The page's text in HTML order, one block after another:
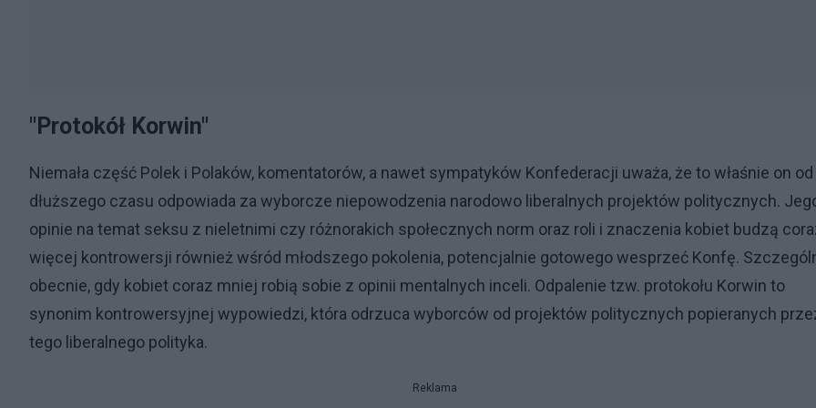
"Protokół Korwin"
Niemała część Polek i Polaków, komentatorów, a nawet sympatyków Konfederacji uważa, że to właśnie on od
dłuższego czasu odpowiada za wyborcze niepowodzenia narodowo liberalnych projektów politycznych.
opinie na temat seksu z nieletnimi czy różnorakich społecznych norm oraz roli i znaczenia kobiet budzą
więcej kontrowersji również wśród młodszego pokolenia, potencjalnie gotowego wesprzeć Konfę.
obecnie, gdy kobiet coraz mniej robią sobie z opinii mentalnych inceli. Odpalenie tzw. protokołu Korwin to
synonim kontrowersyjnej wypowiedzi, która odrzuca wyborców od projektów politycznych popieranych
tego liberalnego polityka.
Reklama